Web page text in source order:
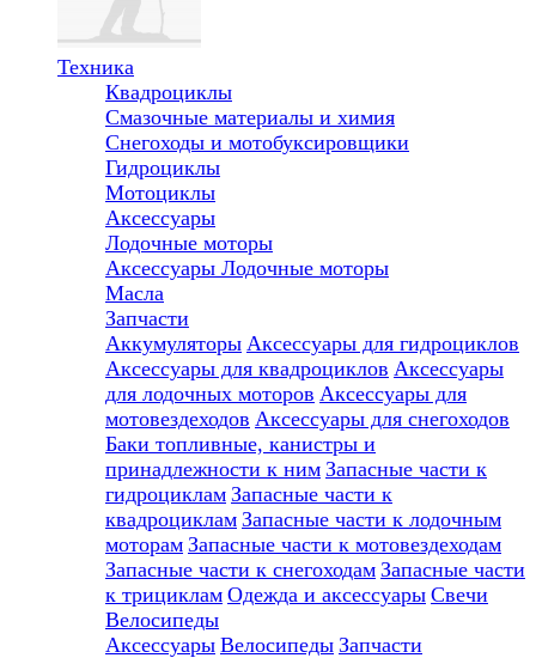
Техника
Квадроциклы
Смазочные материалы и химия
Снегоходы и мотобуксировщики
Гидроциклы
Мотоциклы
Аксессуары
Лодочные моторы
Аксессуары Лодочные моторы
Масла
Запчасти
Аккумуляторы Аксессуары для гидроциклов
Аксессуары для квадроциклов Аксессуары
для лодочных моторов Аксессуары для
мотовездеходов Аксессуары для снегоходов
Баки топливные, канистры и
принадлежности к ним Запасные части к
гидроциклам Запасные части к
квадроциклам Запасные части к лодочным
моторам Запасные части к мотовездеходам
Запасные части к снегоходам Запасные части
к трициклам Одежда и аксессуары Свечи
Велосипеды
Аксессуары Велосипеды Запчасти